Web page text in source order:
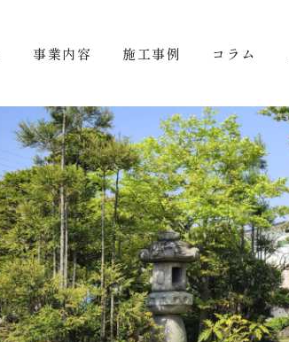
事業内容 施工事例 コラム